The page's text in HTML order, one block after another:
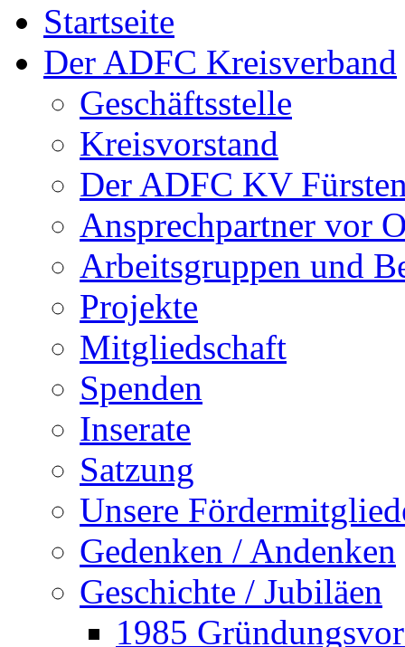
Startseite
Der ADFC Kreisverband
Geschäftsstelle
Kreisvorstand
Der ADFC KV
Ansprechpartner vor
Arbeitsgruppen und
Projekte
Mitgliedschaft
Spenden
Inserate
Satzung
Unsere
Gedenken / Andenken
Geschichte / Jubiläen
1985